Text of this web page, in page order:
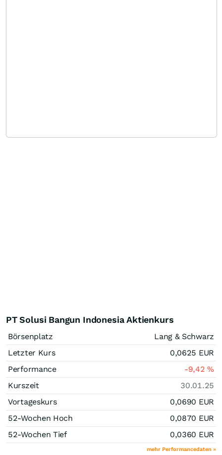
PT Solusi Bangun Indonesia Aktienkurs
Börsenplatz
Lang & Schwarz
Letzter Kurs
0,0625 EUR
Performance
-9,42%
Kurszeit
30.01.25
Vortageskurs
0,0690 EUR
52-Wochen Hoch
0,0870 EUR
52-Wochen Tief
0,0360 EUR
mehr Performancedaten »